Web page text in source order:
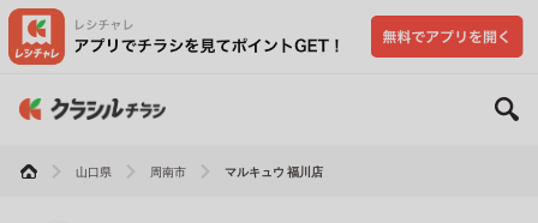
山口県 周南市 マルキュウ 福川店